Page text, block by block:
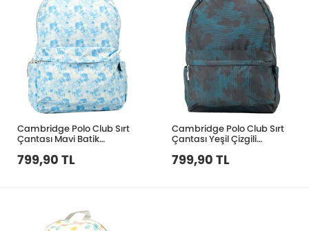
Cambridge Polo Club Sırt
Çantası Mavi Batik
2109.729
799,90 TL
Cambridge Polo Club Sırt
Çantası Yeşil Çizgili
2109.727
799,90 TL